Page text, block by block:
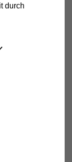
durch
wie von